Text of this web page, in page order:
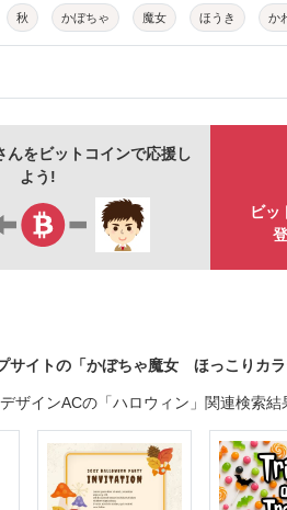
秋 かぼちゃ 魔女 ほうき か
んをビットコインで応援し
よう!
ビッ
サイトの「かぼちゃ魔女 ほっこりカ
デザインACの「ハロウィン」関連検索結